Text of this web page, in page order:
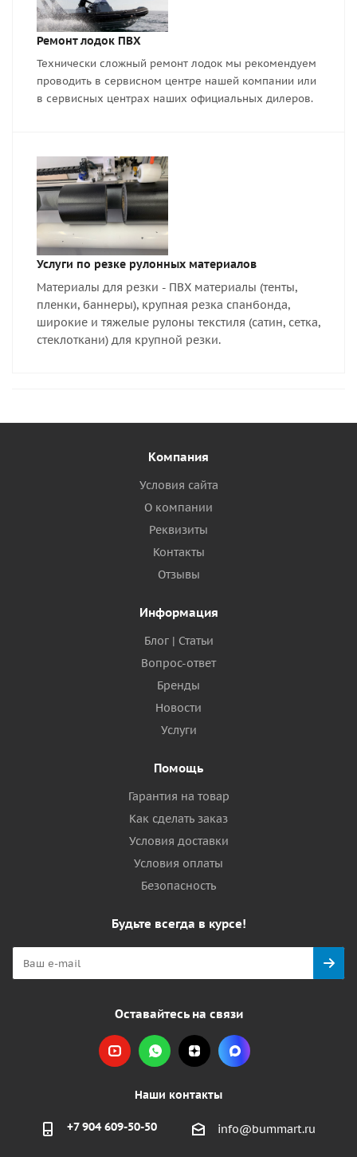
Ремонт лодок ПВХ
Технически сложный ремонт лодок мы рекомендуем
проводить в сервисном центре нашей компании или
в сервисных центрах наших официальных дилеров.
Услуги по резке рулонных материалов
Материалы для резки - ПВХ материалы (тенты,
пленки, баннеры), крупная резка спанбонда,
широкие и тяжелые рулоны текстиля (сатин, сетка,
стеклоткани) для крупной резки.
Компания
Условия сайта
О компании
Реквизиты
Контакты
Отзывы
Информация
Блог | Статьи
Вопрос-ответ
Бренды
Новости
Услуги
Помощь
Гарантия на товар
Как сделать заказ
Условия доставки
Условия оплаты
Безопасность
Будьте всегда в курсе!
Оставайтесь на связи
Наши контакты
+7 904 609-50-50 info@bummart.ru